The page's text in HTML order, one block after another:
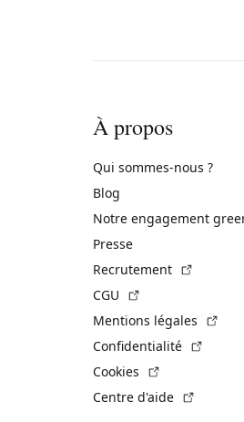
À propos
Qui sommes-nous ?
Blog
Notre engagement
Presse
Recrutement
CGU
Mentions légales
Confidentialité
Cookies
Centre d'aide